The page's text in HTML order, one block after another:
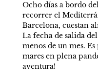
Ocho días a bordo
recorrer el
Barcelona, cuestan
La fecha de salida
menos de un mes.
mares en plena
aventura!